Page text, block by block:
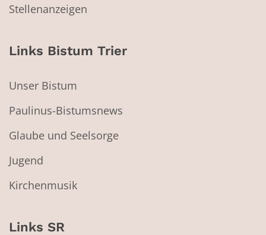
Stellenanzeigen
Links Bistum Trier
Unser Bistum
Paulinus-Bistumsnews
Glaube und Seelsorge
Jugend
Kirchenmusik
Links SR